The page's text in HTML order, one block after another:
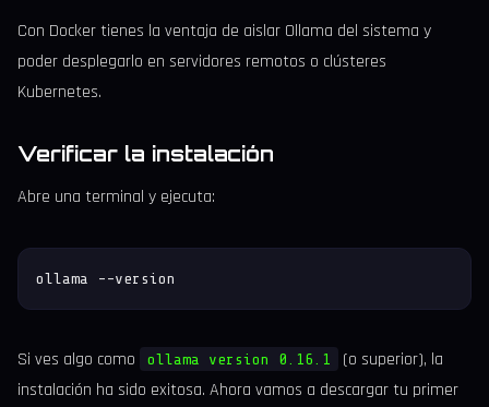
Con Docker tienes la ventaja de aislar Ollama del sistema y
poder desplegarlo en servidores remotos o clústeres
Kubernetes.
Verificar la instalación
Abre una terminal y ejecuta:
ollama --version
Si ves algo como ollama version 0.16.1
(o superior), la
instalación ha sido exitosa. Ahora vamos a descargar tu primer